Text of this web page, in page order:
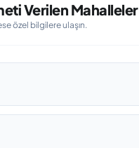
Verilen Mahalleler
özel bilgilere ulaşın.